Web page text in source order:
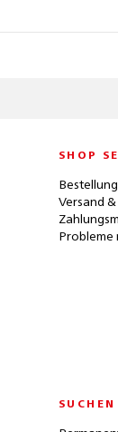
SHOP
Versand
Probleme